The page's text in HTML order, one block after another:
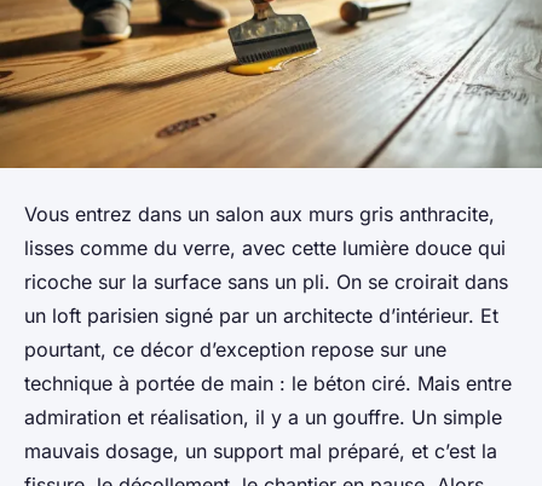
Vous entrez dans un salon aux murs gris anthracite,
lisses comme du verre, avec cette lumière douce qui
ricoche sur la surface sans un pli. On se croirait dans
un loft parisien signé par un architecte d’intérieur. Et
pourtant, ce décor d’exception repose sur une
technique à portée de main : le béton ciré. Mais entre
admiration et réalisation, il y a un gouffre. Un simple
mauvais dosage, un support mal préparé, et c’est la